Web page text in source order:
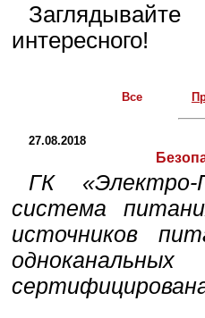
интересного!
Все
27.08.2018
ГК
система
источников